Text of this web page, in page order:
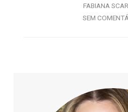
FABIANA
SEM